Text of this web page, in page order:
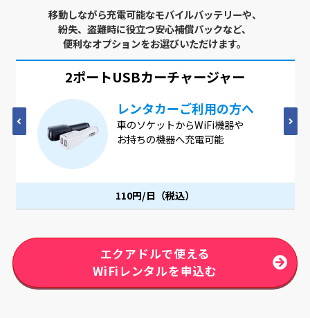
移動しながら充電可能なモバイルバッテリーや、
紛失、盗難時に役立つ安心補償パックなど、
便利なオプションをお選びいただけます。
USBx4ポートACアダプター
4つのUSBポートが1つに
4つのUSBポートが1つになった
ACアダプター。1つのコンセントで
110円/日（税込）
エクアドルで使える
WiFiレンタルを申込む